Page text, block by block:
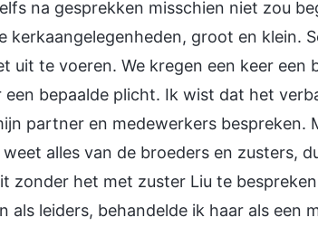
na gesprekken misschien niet zou
groot en klein.
uit te voeren. We kregen een keer een
bepaalde plicht. Ik wist dat het
partner en medewerkers bespreken.
alles van de broeders en zusters,
zonder het met zuster Liu te
als leiders, behandelde ik haar als een